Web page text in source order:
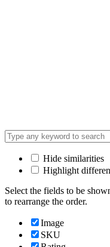
Hide similarities
Highlight
Select the fields to be
to rearrange the order.
Image
SKU